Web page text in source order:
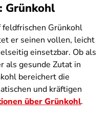
Grünkohl
feldfrischen Grünkohl
er seinen vollen, leicht
einsetzbar. Ob als
als gesunde Zutat in
bereichert die
und kräftigen
über Grünkohl.